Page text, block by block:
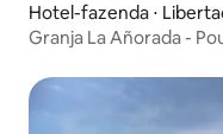
Hotel-fazenda ⋅
Granja La Añorada -